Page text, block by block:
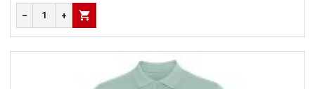
− + В КОРЗИНУ